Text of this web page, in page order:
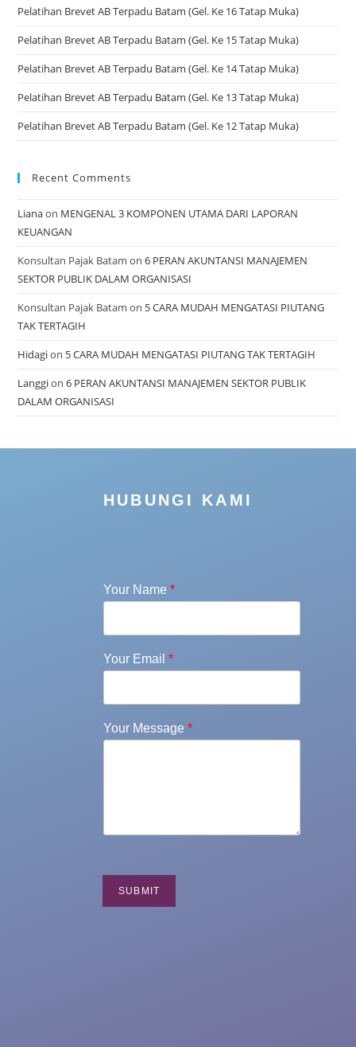
Pelatihan Brevet AB Terpadu Batam (Gel. Ke 16 Tatap Muka)
Pelatihan Brevet AB Terpadu Batam (Gel. Ke 15 Tatap Muka)
Pelatihan Brevet AB Terpadu Batam (Gel. Ke 14 Tatap Muka)
Pelatihan Brevet AB Terpadu Batam (Gel. Ke 13 Tatap Muka)
Pelatihan Brevet AB Terpadu Batam (Gel. Ke 12 Tatap Muka)
Recent Comments
Lianaon MENGENAL 3 KOMPONEN UTAMA DARI LAPORAN
KEUANGAN
Konsultan Pajak Batam on6 PERAN AKUNTANSI MANAJEMEN
SEKTOR PUBLIK DALAM ORGANISASI
Konsultan Pajak Batam on 5 CARA MUDAH MENGATASI PIUTANG
TAK TERTAGIH
Hidagion 5 CARA MUDAH MENGATASI PIUTANG TAK TERTAGIH
Langgion6 PERAN AKUNTANSI MANAJEMEN SEKTOR PUBLIK
DALAM ORGANISASI
HUBUNGI KAMI
Your Name *
Your Email *
Your Message *
SUBMIT